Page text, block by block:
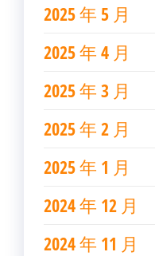
2025 年 5 月
2025 年 4 月
2025 年 3 月
2025 年 2 月
2025 年 1 月
2024 年 12 月
2024 年 11 月